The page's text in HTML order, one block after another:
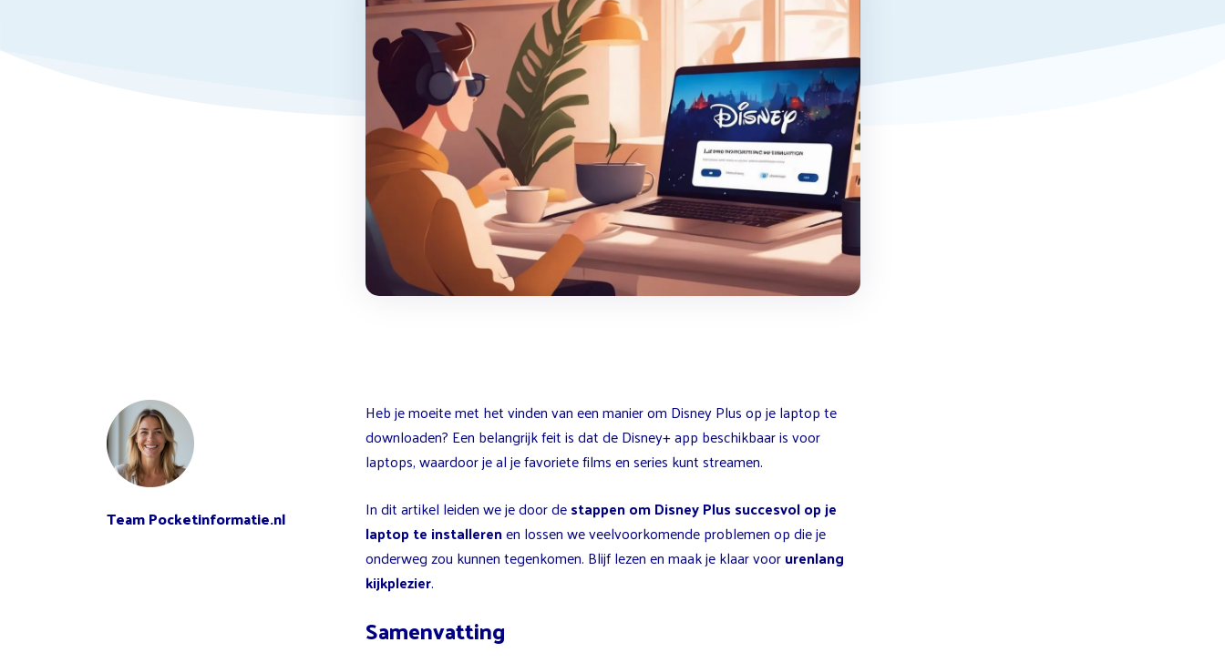
Team Pocketinformatie.nl
Heb je moeite met het vinden van een manier om Disney Plus op je laptop te
downloaden? Een belangrijk feit is dat de Disney+ app beschikbaar is voor
laptops, waardoor je al je favoriete films en series kunt streamen.
In dit artikel leiden we je door destappen om Disney Plus succesvol op je
laptop te installerenen lossen we veelvoorkomende problemen op die je
onderweg zou kunnen tegenkomen. Blijf lezen en maak je klaar voorurenlang
kijkplezier.
Samenvatting